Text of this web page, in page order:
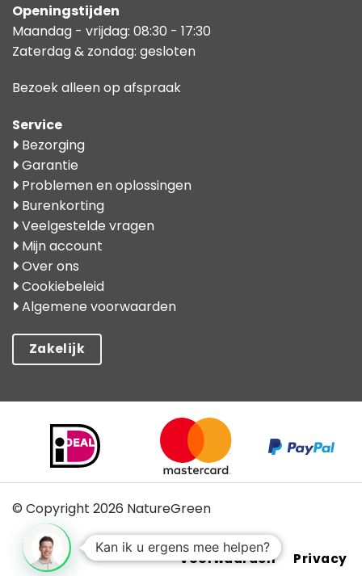
Openingstijden
Maandag - vrijdag: 08:30 - 17:30
Zaterdag & zondag: gesloten
Bezoek alleen op afspraak
Service
Bezorging
Garantie
Problemen en oplossingen
Burenkorting
Veelgestelde vragen
Mijn account
Over ons
Cookiebeleid
Algemene voorwaarden
Zakelijk
© Copyright 2026 NatureGreen
Voorwaarden Privacy
Kan ik u ergens mee helpen?